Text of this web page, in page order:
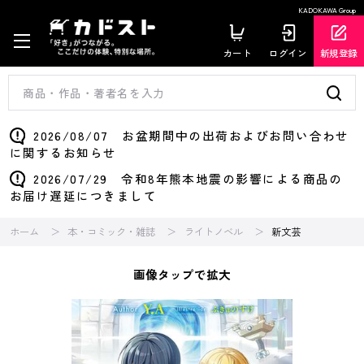
KADOKAWA Group
カート ログイン 新規登録
2026/08/07 お盆期間中の出荷およびお問い合わせ
に関するお知らせ
2026/07/29 令和8年熊本地震の影響による商品の
お届け遅延につきまして
ホーム 本・コミック・雑誌 ライトノベル 新文芸
画像タップで拡大